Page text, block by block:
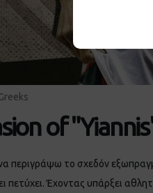
of
περιγράψω το σχεδόν
πετύχει. Έχοντας υπάρξει